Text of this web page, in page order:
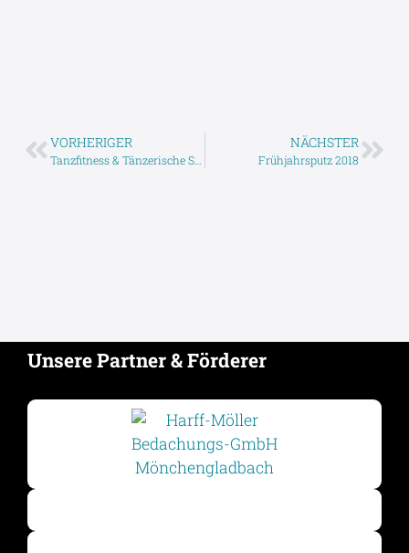
VORHERIGER NÄCHSTER
Frühjahrsputz 2018
Unsere Partner & Förderer